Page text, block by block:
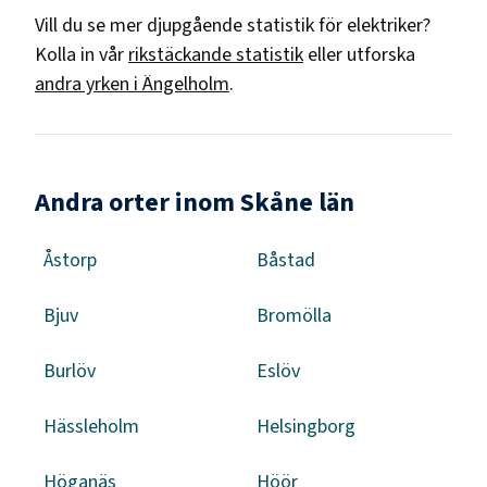
Vill du se mer djupgående statistik för elektriker?
Kolla in vår rikstäckande statistik eller utforska
andra yrken i Ängelholm.
Andra orter inom Skåne län
Åstorp Båstad
Bjuv Bromölla
Burlöv Eslöv
Hässleholm Helsingborg
Höganäs Höör